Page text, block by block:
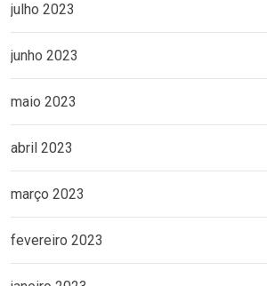
julho 2023
junho 2023
maio 2023
abril 2023
março 2023
fevereiro 2023